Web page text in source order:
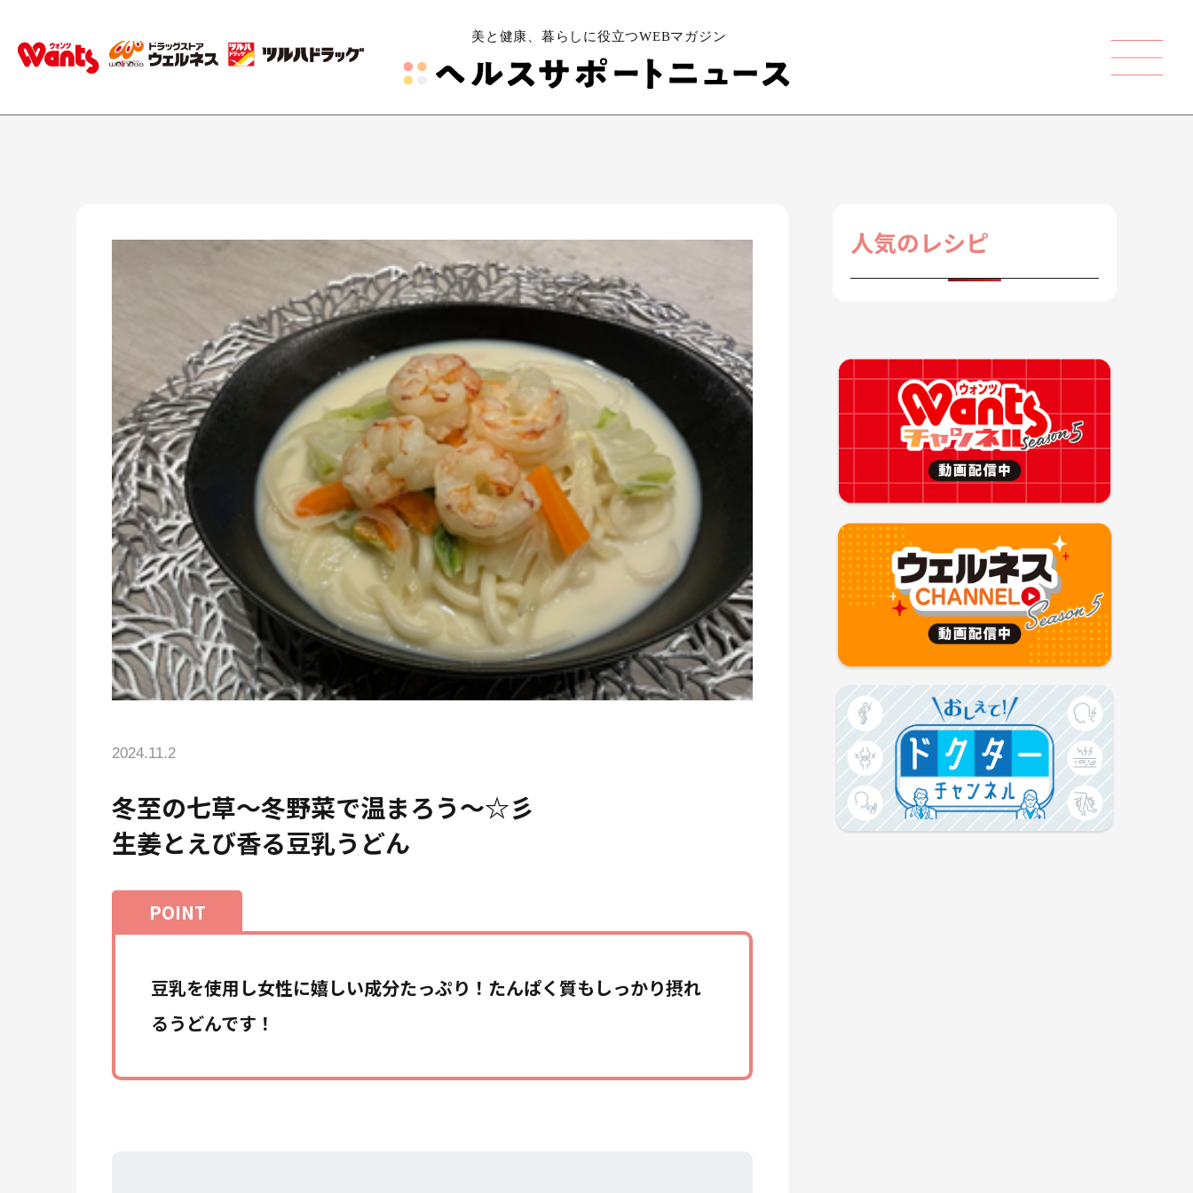
2024.11.2
冬至の七草～冬野菜で温まろう～☆彡
生姜とえび香る豆乳うどん
豆乳を使用し女性に嬉しい成分たっぷり！たんぱく質もしっかり摂れ
るうどんです！
人気のレシピ